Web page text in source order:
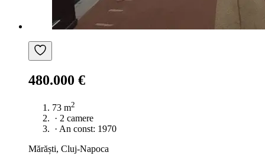
480.000 €
73 m2
· 2 camere
· An const: 1970
Mărăști, Cluj-Napoca